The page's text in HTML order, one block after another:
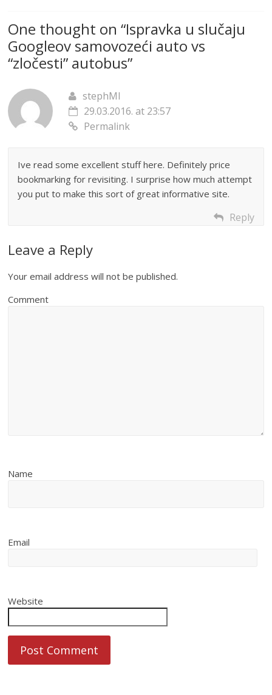
One thought on “Ispravka u slučaju
Googleov samovozeći auto vs
“zločesti” autobus”
stephMl
29.03.2016. at 23:57
Permalink
Ive read some excellent stuff here. Definitely price
bookmarking for revisiting. I surprise how much attempt
you put to make this sort of great informative site.
Reply
Leave a Reply
Your email address will not be published.
Comment
Name
Email
Website